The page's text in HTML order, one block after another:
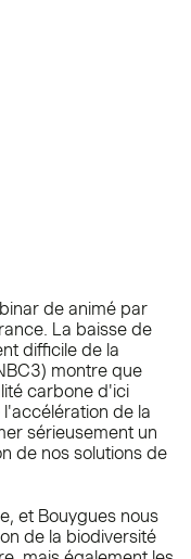
de animé par
La baisse de
difficile de la
montre que
carbone d'ici
de la
sérieusement un
de nos solutions de
et Bouygues nous
de la biodiversité